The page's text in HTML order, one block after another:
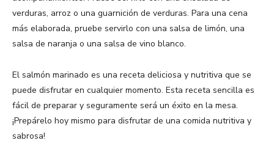
verduras, arroz o una guarnición de verduras. Para una cena
más elaborada, pruebe servirlo con una salsa de limón, una
salsa de naranja o una salsa de vino blanco.
El salmón marinado es una receta deliciosa y nutritiva que se
puede disfrutar en cualquier momento. Esta receta sencilla es
fácil de preparar y seguramente será un éxito en la mesa.
¡Prepárelo hoy mismo para disfrutar de una comida nutritiva y
sabrosa!